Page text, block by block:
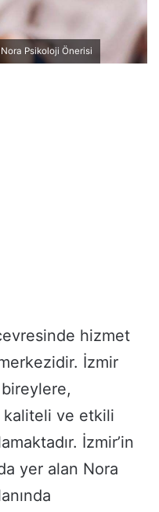
Psikoloji Önerisi
hizmet
İzmir
kaliteli ve etkili
İzmir’in
yer alan Nora